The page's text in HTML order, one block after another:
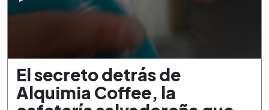
seconds
minutes,
El secreto detrás de
Alquimia Coffee, la